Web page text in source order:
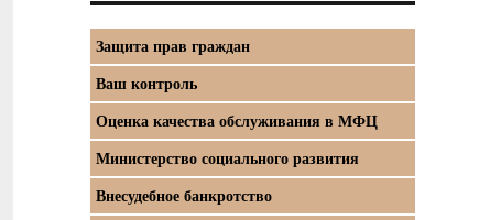
Защита прав граждан
Ваш контроль
Оценка качества обслуживания в МФЦ
Министерство социального развития
Внесудебное банкротство